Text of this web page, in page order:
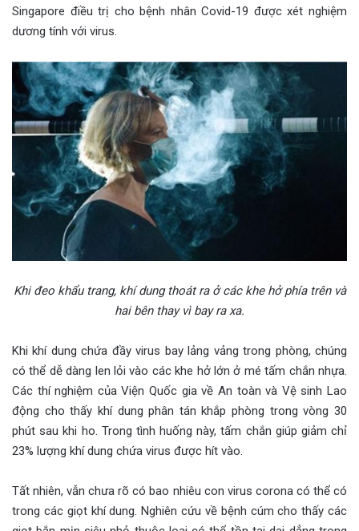
Singapore điều trị cho bệnh nhân Covid-19 được xét nghiệm
dương tính với virus.
Khi đeo khẩu trang, khí dung thoát ra ở các khe hở phía trên và
hai bên thay vì bay ra xa.
Khi khí dung chứa đầy virus bay lảng vảng trong phòng, chúng
có thể dễ dàng len lỏi vào các khe hở lớn ở mé tấm chắn nhựa.
Các thí nghiệm của Viện Quốc gia về An toàn và Vệ sinh Lao
động cho thấy khí dung phân tán khắp phòng trong vòng 30
phút sau khi ho. Trong tình huống này, tấm chắn giúp giảm chỉ
23% lượng khí dung chứa virus được hít vào.
Tất nhiên, vẫn chưa rõ có bao nhiêu con virus corona có thể có
trong các giọt khí dung. Nghiên cứu về bệnh cúm cho thấy các